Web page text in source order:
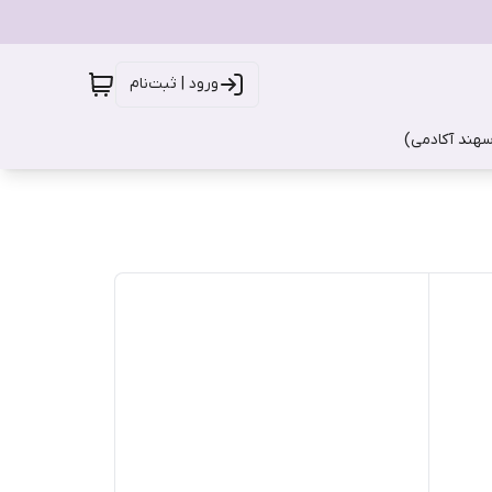
ورود | ثبت‌نام
آکادمی)